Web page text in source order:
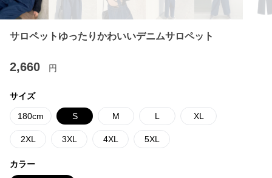
サロペットゆったりかわいいデニムサロペット
2,660 円
サイズ
180cm S M L XL
2XL 3XL 4XL 5XL
カラー